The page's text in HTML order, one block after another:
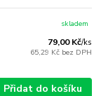
79,00 Kč/ks
65,29 Kč bez DPH
skladem
Přidat do košíku